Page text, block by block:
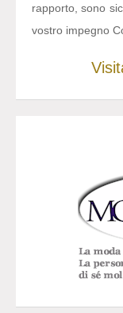
rapporto, sono
vostro impegno